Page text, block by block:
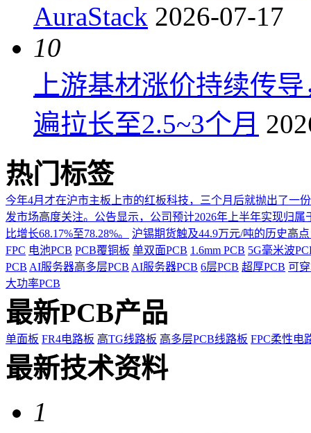
AuraStack 2026-07-17
10
上游基材涨价持续传
遍拉长至2.5~3个月
热门标签
今年4月才在沪市主板上市的红板科技，三个月后就抛出了一
发市场高度关注。公告显示，公司预计2026年上半年实现归
比增长68.17%至78.28%。
沪锡期货触及44.9万元/吨的历史高
FPC 电池PCB PCB覆铜板 单双面PCB 1.6mm PCB 5G毫米波
PCB AI服务器高多层PCB AI服务器PCB 6层PCB 超厚PCB 可
大功率PCB
最新PCB产品
单面板 FR4电路板 高TG线路板 高多层PCB线路板 FPC柔性电
最新技术资料
1